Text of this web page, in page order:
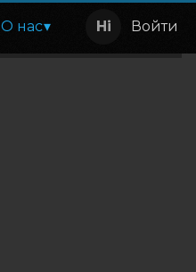
О нас Войти